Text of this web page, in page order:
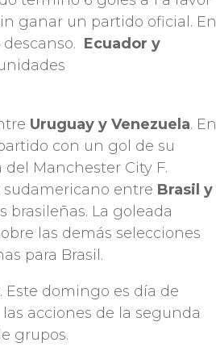
ganar un partido oficial. En
Ecuador y
Uruguay y Venezuela. En
con un gol de su
Manchester City F.
entre Brasil y
brasileñas. La goleada
las demás selecciones
para Brasil.
Este domingo es día de
acciones de la segunda
grupos.